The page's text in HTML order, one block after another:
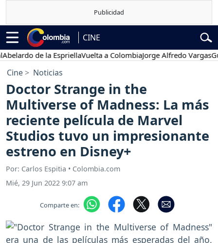
CINE
de la EspriellaVuelta a ColombiaJorge Alfredo Vargas
Cine Noticias
Doctor Strange in the
Multiverse of Madness: La más
reciente película de Marvel
Studios tuvo un impresionante
estreno en Disney+
Por: Carlos Espitia • Colombia.com
Mié, 29 Jun 2022 9:07 am
Comparte en: